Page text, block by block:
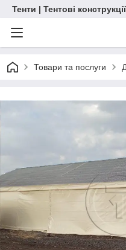
Тенти | Тентові конструкції
Товари та послуги